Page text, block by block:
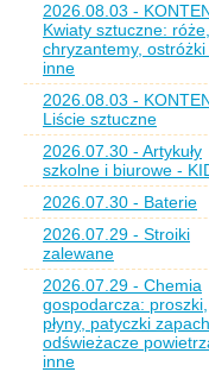
2026.08.03 -
Kwiaty sztuczne: róże,
chryzantemy, ostróżki
inne
2026.08.03 -
Liście sztuczne
2026.07.30 - Artykuły
szkolne i biurowe -
2026.07.30 - Baterie
2026.07.29 - Stroiki
zalewane
2026.07.29 - Chemia
gospodarcza: proszki,
płyny, patyczki
odświeżacze
inne